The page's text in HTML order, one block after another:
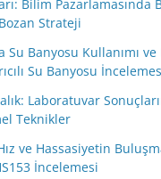
Bilim Pazarlamasında
Strateji
Banyosu Kullanımı ve
Su Banyosu
Laboratuvar
Teknikler
ve Hassasiyetin
İncelemesi